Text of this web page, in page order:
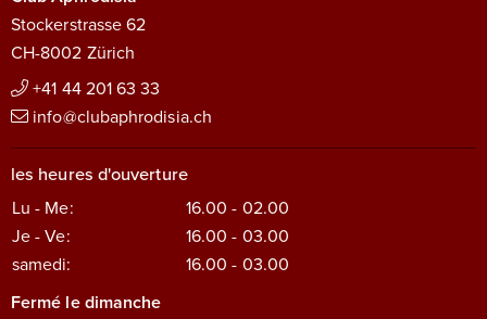
Stockerstrasse 62
CH-8002 Zürich
+41 44 201 63 33
info@clubaphrodisia.ch
les heures d'ouverture
Lu - Me:
16.00 - 02.00
Je - Ve:
16.00 - 03.00
samedi:
16.00 - 03.00
Fermé le dimanche